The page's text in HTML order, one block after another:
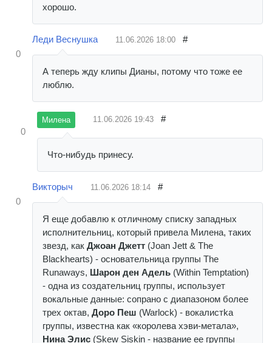
хорошо.
0
Леди Веснушка 11.06.2026 18:00 #
А теперь жду клипы Дианы, потому что тоже ее
люблю.
0
Милена 11.06.2026 19:43 #
Что-нибудь принесу.
0
Викторыч 11.06.2026 18:14 #
Я еще добавлю к отличному списку западных
исполнительниц, который привела Милена, таких
звезд, как Джоан Джетт (Joan Jett & The
Blackhearts) - основательница группы The
Runaways, Шарон ден Адель (Within Temptation)
- одна из создательниц группы, использует
вокальные данные: сопрано с диапазоном более
трех октав, Доро Пеш (Warlock) - вокалистka
группы, известна как «королева хэви-метала»,
Нина Элис (Skew Siskin - название ее группы